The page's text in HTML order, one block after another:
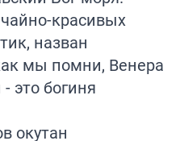
красивых
назван
мы помни, Венера
это богиня
окутан